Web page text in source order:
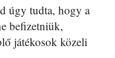
úgy tudta, hogy a
befizetniük,
játékosok közeli